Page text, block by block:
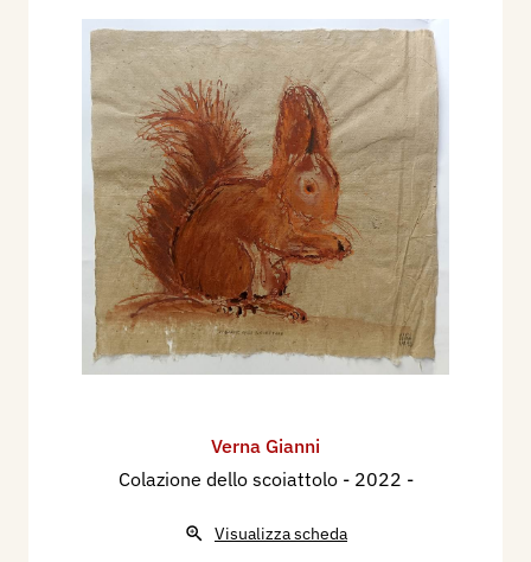
Verna Gianni
Colazione dello scoiattolo - 2022 -
Visualizza scheda